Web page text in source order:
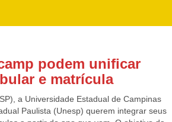
podem unificar
e matrícula
a Universidade Estadual de Campinas
Paulista (Unesp) querem integrar seus